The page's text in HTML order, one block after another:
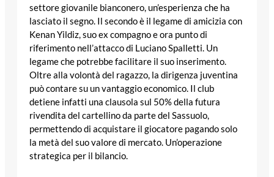
settore giovanile bianconero, un’esperienza che ha
lasciato il segno. Il secondo è il legame di amicizia con
Kenan Yildiz, suo ex compagno e ora punto di
riferimento nell’attacco di Luciano Spalletti. Un
legame che potrebbe facilitare il suo inserimento.
Oltre alla volontà del ragazzo, la dirigenza juventina
può contare su un vantaggio economico. Il club
detiene infatti una clausola sul 50% della futura
rivendita del cartellino da parte del Sassuolo,
permettendo di acquistare il giocatore pagando solo
la metà del suo valore di mercato. Un’operazione
strategica per il bilancio.